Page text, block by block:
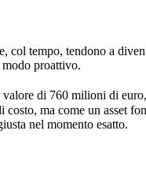
col tempo, tendono a
proattivo.
di 760 milioni di
ma come un asset
nel momento esatto.